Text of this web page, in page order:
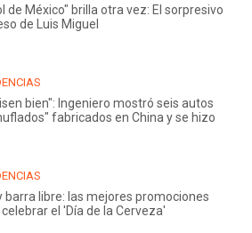
de México" brilla otra vez: El sorpresivo
de Luis Miguel
bien": Ingeniero mostró seis autos
fabricados en China y se hizo
barra libre: las mejores promociones
el 'Día de la Cerveza'